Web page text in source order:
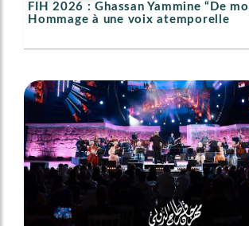
FIH 2026 : Ghassan Yammine “De
Hommage à une voix atemporelle